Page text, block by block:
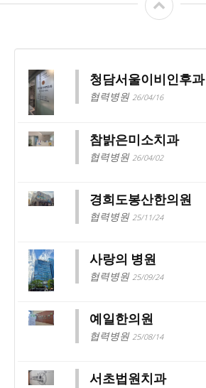
청담서울이비인후과
협력병원 26/04/16
참밝은미소치과
협력병원 26/04/02
경희도봉산한의원
협력병원 25/11/24
사랑의 병원
협력병원 25/09/24
예일한의원
협력병원 25/08/14
서초법원치과